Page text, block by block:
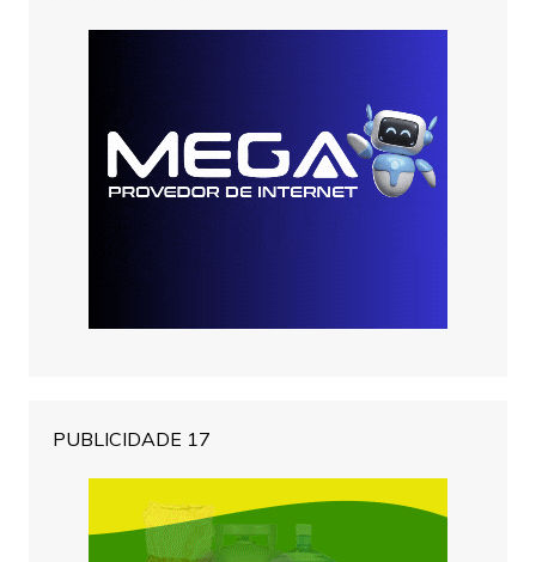
PUBLICIDADE 17